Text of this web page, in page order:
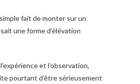
fait de monter sur un
une forme d’élévation
et l’observation,
pourtant d’être sérieusement